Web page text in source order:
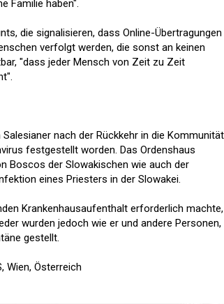
Familie haben".
die signalisieren, dass Online-Übertragungen
verfolgt werden, die sonst an keinen
"dass jeder Mensch von Zeit zu Zeit
nach der Rückkehr in die Kommunität
festgestellt worden. Das Ordenshaus
Boscos der Slowakischen wie auch der
eines Priesters in der Slowakei.
Krankenhausaufenthalt erforderlich machte,
wurden jedoch wie er und andere Personen,
gestellt.
Wien, Österreich